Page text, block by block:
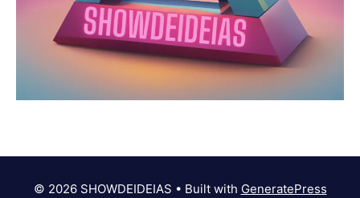
© 2026 SHOWDEIDEIAS • Built with GeneratePress